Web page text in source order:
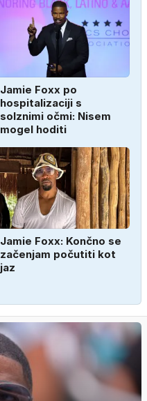
Jamie Foxx po
hospitalizaciji s
solznimi očmi: Nisem
mogel hoditi
Jamie Foxx: Končno se
začenjam počutiti kot
jaz